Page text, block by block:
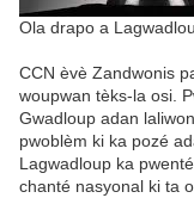
Ola drapo a
CCN èvè Zandwonis
woupwan tèks-la osi.
Gwadloup adan
pwoblèm ki ka pozé
Lagwadloup ka
chanté nasyonal ki ta